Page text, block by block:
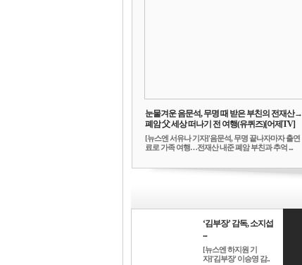
눈물겨운 음문석, 무명 때 받은 부친의 전재산→
폐암 父 세상 떠나기 전 여행(유퀴즈)[어제TV]
[뉴스엔 서유나 기자]'음문석, 무명 끝나자마자 출연
료로 가족 여행…전재산 내준 폐암 부친과 추억 ...
‘김부장’ 감독, 소지섭
...
[뉴스엔 하지원 기
자]'김부장' 이승영 감..